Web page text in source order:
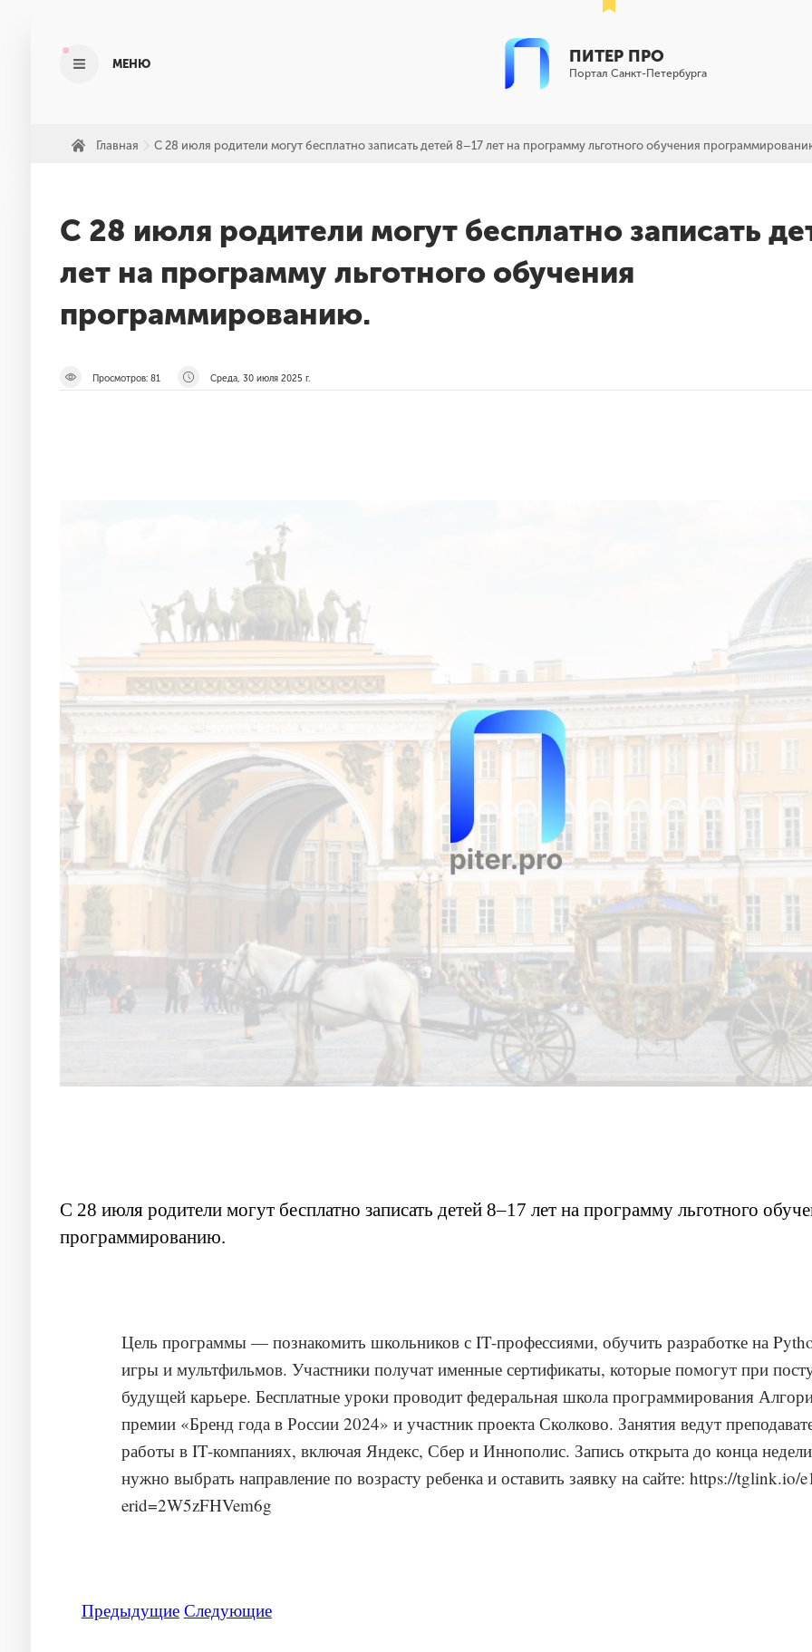
МЕНЮ ПИТЕР ПРО
Портал Санкт-Петербурга
Главная » С 28 июля родители могут бесплатно записать детей 8–17 лет на программу льготного обучения
С 28 июля родители могут бесплатно записать
лет на программу льготного обучения
программированию.
Просмотров: 81 Среда, 30 июля 2025 г.
С 28 июля родители могут бесплатно записать детей 8–17 лет на программу льготного
Цель программы — познакомить школьников с IT-профессиями, обучить разработке на
игры и мультфильмов. Участники получат именные сертификаты, которые помогут при
будущей карьере. Бесплатные уроки проводит федеральная школа программирования
премии «Бренд года в России 2024» и участник проекта Сколково. Занятия ведут
работы в IT-компаниях, включая Яндекс, Сбер и Иннополис. Запись открыта до конца
нужно выбрать направление по возрасту ребенка и оставить заявку на сайте: https://tglink.io/
Предыдущие Следующие